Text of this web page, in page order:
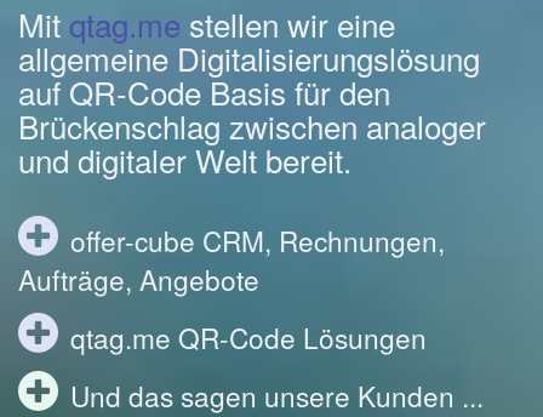
Mit qtag.me stellen wir eine
allgemeine Digitalisierungslösung
auf QR-Code Basis für den
Brückenschlag zwischen analoger
und digitaler Welt bereit.
offer-cube CRM, Rechnungen,
Aufträge, Angebote
qtag.me QR-Code Lösungen
Und das sagen unsere Kunden ...